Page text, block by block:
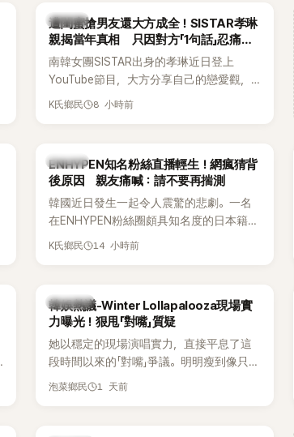
的音樂風格，在海外尤其是歐美市場累積
不少人氣，逐漸成為第五代女團中極具辨
識度的新生代代表之一。
K-POP
遭閨蜜搶男友還大方成全！SISTAR孝琳
親揭當年真相 只因對方「1句話」忍痛放
手
南韓女團SISTAR出身的孝琳近日登上
YouTube節目，大方分享自己的戀愛觀，
更首度坦承過去曾遭最好的朋友搶走男
K氏鄉民 8 小時前
K-POP
ENHYPEN知名粉絲直播輕生！網瘋猜背
後原因 親友痛喊：請不要再揣測
韓國近日發生一起令人震驚的悲劇。一名
在ENHYPEN粉絲圈頗具知名度的日本籍女
粉絲，日前在TikTok直播期間輕生，最終
止揣測，盼逝者安息。
K氏鄉民 14 小時前
熱議討論
韓娛熱議-Winter Lollapalooza現場實
力曝光！狠甩「對嘴」質疑
她以穩定的現場演唱實力，直接平息了這
段時間以來的「對嘴」爭議。明明瘦到像只剩
骨頭，怎麼還能唱出這麼驚人的爆發力和
泡菜鄉民 1 天前